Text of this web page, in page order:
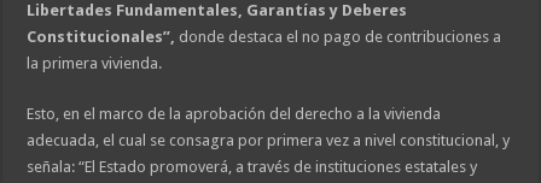
Libertades Fundamentales, Garantías y Deberes
Constitucionales”, donde destaca el no pago de contribuciones a
la primera vivienda.
Esto, en el marco de la aprobación del derecho a la vivienda
adecuada, el cual se consagra por primera vez a nivel constitucional, y
señala: “El Estado promoverá, a través de instituciones estatales y